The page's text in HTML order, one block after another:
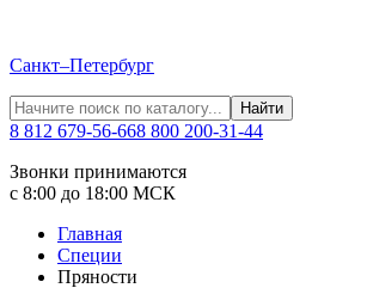
Санкт–Петербург
Найти
8 812 679-56-668 800 200-31-44
Звонки принимаются
с 8:00 до 18:00 МСК
Главная
Специи
Пряности